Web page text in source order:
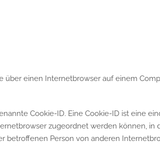
über einen Internetbrowser auf einem
Cookie-ID. Eine Cookie-ID ist eine
zugeordnet werden können, in
Person von anderen